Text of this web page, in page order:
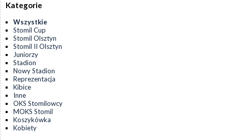
Kategorie
Wszystkie
Stomil Cup
Stomil Olsztyn
Stomil II Olsztyn
Juniorzy
Stadion
Nowy Stadion
Reprezentacja
Kibice
Inne
OKS Stomilowcy
MOKS Stomil
Koszykówka
Kobiety